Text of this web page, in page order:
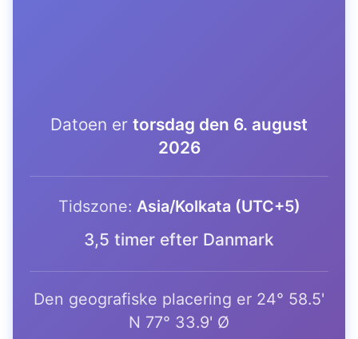
Datoen er torsdag den 6. august
2026
Tidszone: Asia/Kolkata (UTC+5)
3,5 timer efter Danmark
Den geografiske placering er 24° 58.5'
N 77° 33.9' Ø